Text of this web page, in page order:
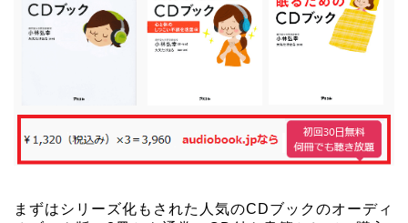
まずはシリーズ化もされた人気のCDブックのオーディ